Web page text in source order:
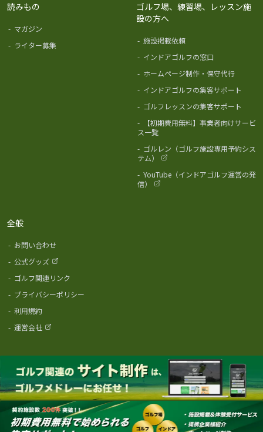
読みもの
- マガジン
- ライター募集
ゴルフ場、練習場、レッスン施
設の方へ
- 施設掲載依頼
- インドアゴルフの窓口
- ホームページ制作・保守代行
- インドアゴルフの集客サポート
- ゴルフレッスンの集客サポート
-
【初期費用無料】事業者向けサービ
ス一覧
- ゴルレン（ゴルフ施設専用予約シス
テム）
- YouTube（インドアゴルフ運営の発
信）
全般
- お問い合わせ
- 公式グッズ
- ゴルフ関連リンク
- プライバシーポリシー
- 利用規約
- 運営会社